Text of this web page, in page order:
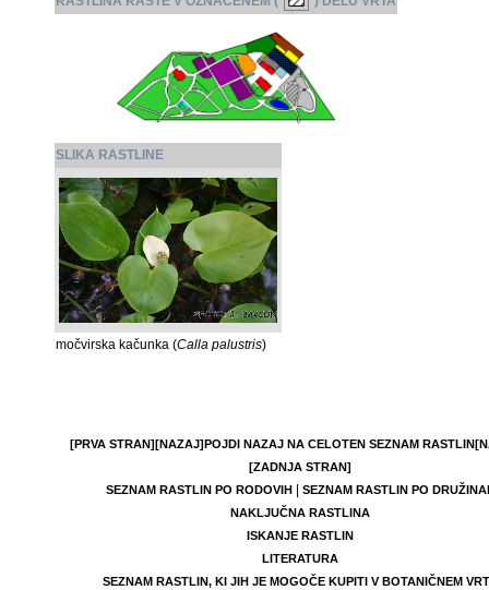
SLIKA RASTLINE
močvirska kačunka (Calla palustris)
[PRVA STRAN][NAZAJ]POJDI NAZAJ NA CELOTEN SEZNAM RASTLIN
[ZADNJA STRAN]
SEZNAM RASTLIN PO RODOVIH|
SEZNAM RASTLIN PO
NAKLJUČNA RASTLINA
ISKANJE RASTLIN
LITERATURA
SEZNAM RASTLIN, KI JIH JE MOGOČE KUPITI V BOTANIČNEM